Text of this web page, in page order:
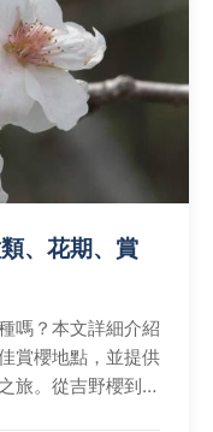
、花期、賞
嗎？本文詳細介紹
賞櫻地點，並提供
旅。從吉野櫻到山